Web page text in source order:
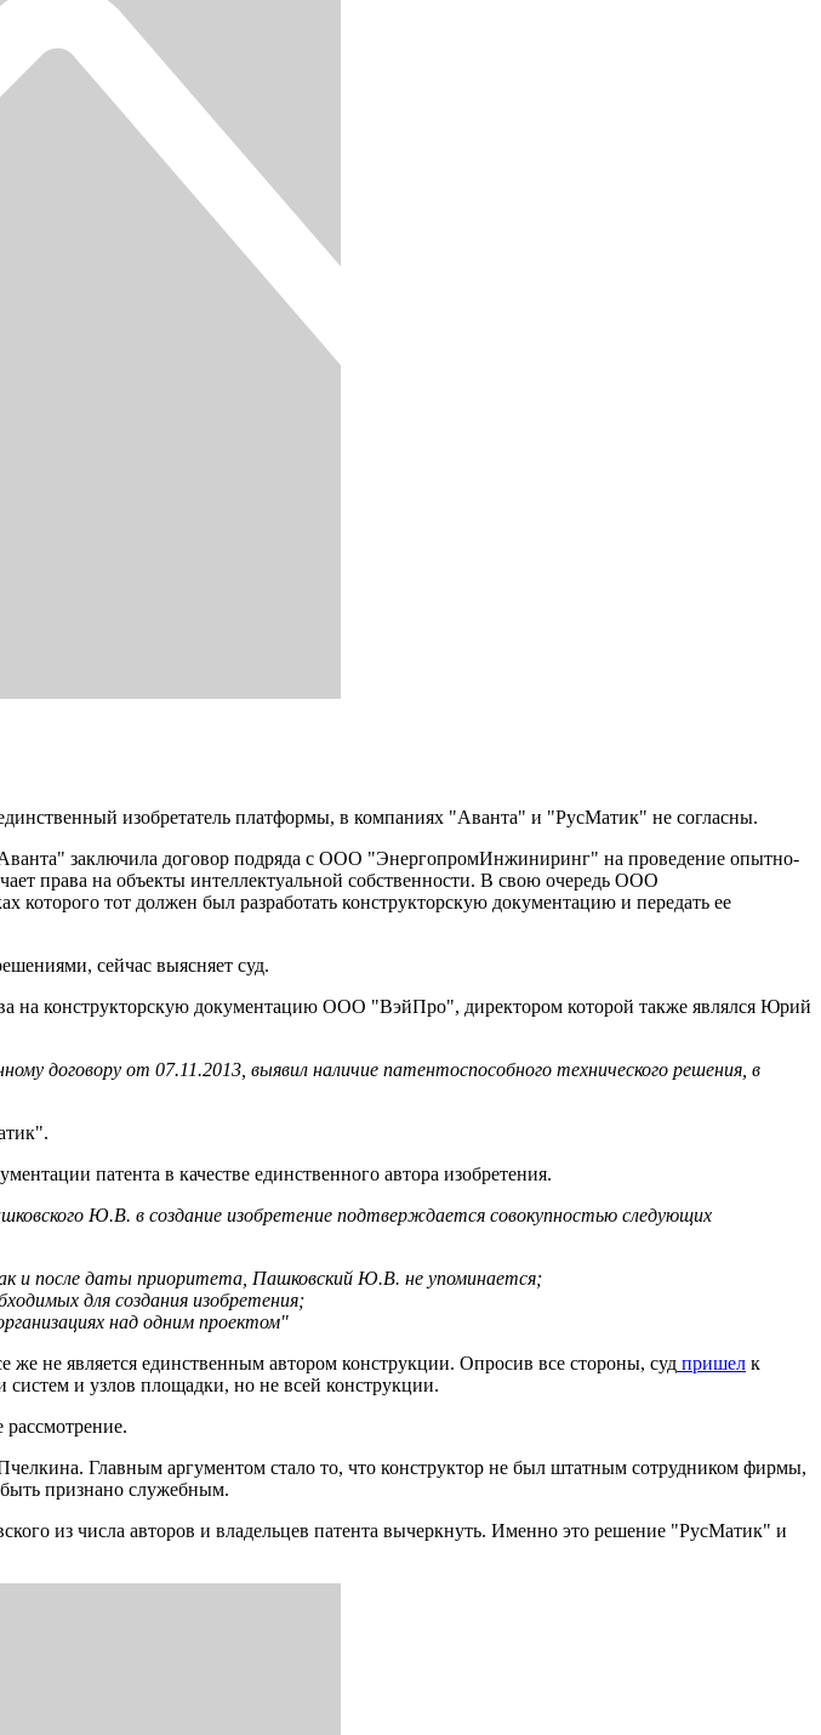
изобретатель платформы, в компаниях "Аванта" и "РусМатик" не согласны.
заключила договор подряда с ООО "ЭнергопромИнжиниринг" на проведение опытно-
права на объекты интеллектуальной собственности. В свою очередь ООО
тот должен был разработать конструкторскую документацию и передать ее
сейчас выясняет суд.
на конструкторскую документацию ООО "ВэйПро", директором которой также являлся Юрий
договору от 07.11.2013, выявил наличие патентоспособного технического решения, в
патента в качестве единственного автора изобретения.
Ю.В. в создание изобретение подтверждается совокупностью следующих
и после даты приоритета, Пашковский Ю.В. не упоминается;
для создания изобретения;
над одним проектом"
же не является единственным автором конструкции. Опросив все стороны, суд пришел к
систем и узлов площадки, но не всей конструкции.
рассмотрение.
Главным аргументом стало то, что конструктор не был штатным сотрудником фирмы,
быть признано служебным.
из числа авторов и владельцев патента вычеркнуть. Именно это решение "РусМатик" и